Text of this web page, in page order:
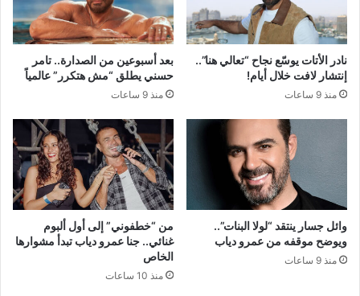
نادر الأتات يوسّع نجاح “تعالي هنا”..
إنتشار لافت خلال أيام!
منذ 9 ساعات
بعد أسبوعين من الصدارة.. تامر
حسني يطلق “مش هتكرر” عالمياً
منذ 9 ساعات
وائل جسار ينتقد “لولا البنات”..
ويوضح موقفه من عمرو دياب
منذ 9 ساعات
من “خطفوني” إلى أول ألبوم
غنائي.. جنا عمرو دياب تبدأ مشوارها
الخاص
منذ 10 ساعات